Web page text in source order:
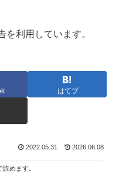
利用しています。
はてブ
2022.05.31 2026.06.08
読めます。